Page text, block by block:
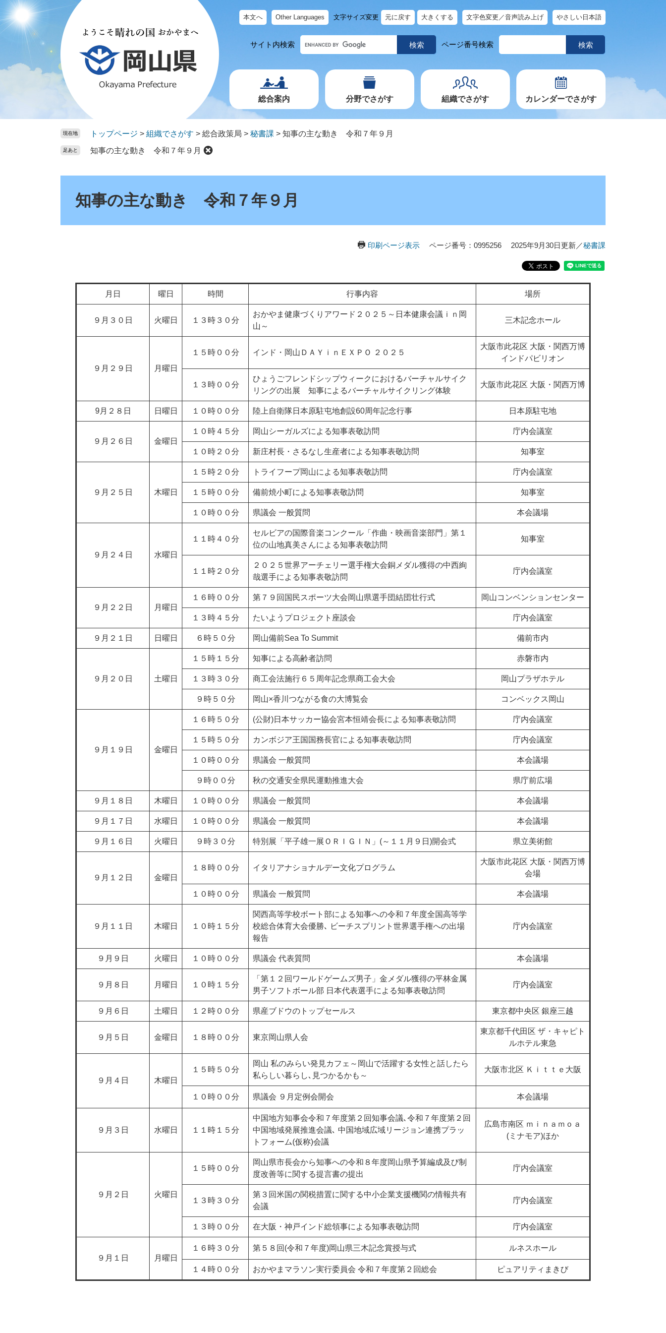
ー
ジ
ニ
ュ
本文へ Other Languages 文字サイズ変更 元に戻す 大きくする 文字色変更／音声読み上げ やさしい日本語
サイト内検索
キ
ー
ワ
ド
ページ番号検索
ペ
ジ
号
総合案内 分野でさがす 組織でさがす カレンダーでさがす
現在地 トップページ > 組織でさがす > 総合政策局 > 秘書課 > 知事の主な動き 令和７年９月
足あと 知事の主な動き 令和７年９月
知事の主な動き 令和７年９月
印刷ページ表示 ページ番号：0995256 2025年9月30日更新／秘書課
月日 曜日 時間 行事内容 場所
９月３０日 火曜日 １３時３０分
おかやま健康づくりアワード２０２５～日本健康会議ｉｎ岡
山～
三木記念ホール
９月２９日 月曜日
１５時００分 インド・岡山ＤＡＹｉｎＥＸＰＯ ２０２５
大阪市此花区 大阪・関西万博
インドパビリオン
１３時００分
ひょうごフレンドシップウィークにおけるバーチャルサイク
リングの出展 知事によるバーチャルサイクリング体験
大阪市此花区 大阪・関西万博
9月２８日 日曜日 １０時００分 陸上自衛隊日本原駐屯地創設60周年記念行事 日本原駐屯地
９月２６日 金曜日
１０時４５分 岡山シーガルズによる知事表敬訪問 庁内会議室
１０時２０分 新庄村長・さるなし生産者による知事表敬訪問 知事室
９月２５日 木曜日
１５時２０分 トライフープ岡山による知事表敬訪問 庁内会議室
１５時００分 備前焼小町による知事表敬訪問 知事室
１０時００分 県議会 一般質問 本会議場
９月２４日 水曜日
１１時４０分
セルビアの国際音楽コンクール「作曲・映画音楽部門」第１
位の山地真美さんによる知事表敬訪問
知事室
１１時２０分
２０２５世界アーチェリー選手権大会銅メダル獲得の中西絢
哉選手による知事表敬訪問
庁内会議室
９月２２日 月曜日
１６時００分 第７９回国民スポーツ大会岡山県選手団結団壮行式 岡山コンベンションセンター
１３時４５分 たいようプロジェクト座談会 庁内会議室
９月２１日 日曜日 ６時５０分 岡山備前Sea To Summit 備前市内
９月２０日 土曜日
１５時１５分 知事による高齢者訪問 赤磐市内
１３時３０分 商工会法施行６５周年記念県商工会大会 岡山プラザホテル
９時５０分 岡山×香川つながる食の大博覧会 コンベックス岡山
９月１９日 金曜日
１６時５０分 (公財)日本サッカー協会宮本恒靖会長による知事表敬訪問 庁内会議室
１５時５０分 カンボジア王国国務長官による知事表敬訪問 庁内会議室
１０時００分 県議会 一般質問 本会議場
９時００分 秋の交通安全県民運動推進大会 県庁前広場
９月１８日 木曜日 １０時００分 県議会 一般質問 本会議場
９月１７日 水曜日 １０時００分 県議会 一般質問 本会議場
９月１６日 火曜日 ９時３０分 特別展「平子雄一展ＯＲＩＧＩＮ」(～１１月９日)開会式 県立美術館
９月１２日 金曜日
１８時００分 イタリアナショナルデー文化プログラム
大阪市此花区 大阪・関西万博
会場
１０時００分 県議会 一般質問 本会議場
９月１１日 木曜日 １０時１５分
関西高等学校ボート部による知事への令和７年度全国高等学
校総合体育大会優勝､ ビーチスプリント世界選手権への出場
報告
庁内会議室
９月９日 火曜日 １０時００分 県議会 代表質問 本会議場
９月８日 月曜日 １０時１５分
「第１２回ワールドゲームズ男子」金メダル獲得の平林金属
男子ソフトボール部 日本代表選手による知事表敬訪問
庁内会議室
９月６日 土曜日 １２時００分 県産ブドウのトップセールス 東京都中央区 銀座三越
９月５日 金曜日 １８時００分 東京岡山県人会
東京都千代田区 ザ・キャピト
ルホテル東急
９月４日 木曜日
１５時５０分
岡山 私のみらい発見カフェ～岡山で活躍する女性と話したら
私らしい暮らし､見つかるかも～
大阪市北区 Ｋｉｔｔｅ大阪
１０時００分 県議会 ９月定例会開会 本会議場
９月３日 水曜日 １１時１５分
中国地方知事会令和７年度第２回知事会議､令和７年度第２回
中国地域発展推進会議､ 中国地域広域リージョン連携プラッ
トフォーム(仮称)会議
広島市南区 ｍｉｎａｍｏａ
(ミナモア)ほか
９月２日 火曜日
１５時００分
岡山県市長会から知事への令和８年度岡山県予算編成及び制
度改善等に関する提言書の提出
庁内会議室
１３時３０分
第３回米国の関税措置に関する中小企業支援機関の情報共有
会議
庁内会議室
１３時００分 ​在大阪・神戸インド総領事による知事表敬訪問 庁内会議室
９月１日 月曜日
１６時３０分 第５８回(令和７年度)岡山県三木記念賞授与式 ルネスホール
１４時００分 おかやまマラソン実行委員会 令和７年度第２回総会 ピュアリティまきび